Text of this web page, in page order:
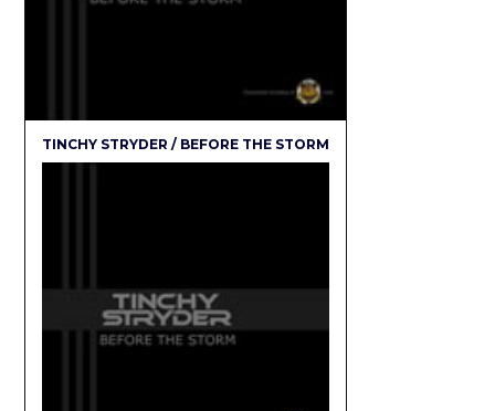
TINCHY STRYDER / BEFORE THE STORM